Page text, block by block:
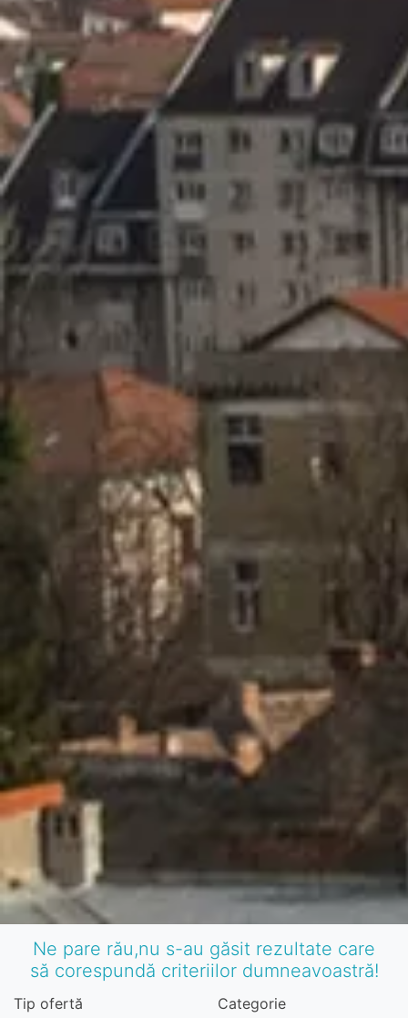
Ne pare rău,nu s-au găsit rezultate care
să corespundă criteriilor dumneavoastră!
Tip ofertă Categorie